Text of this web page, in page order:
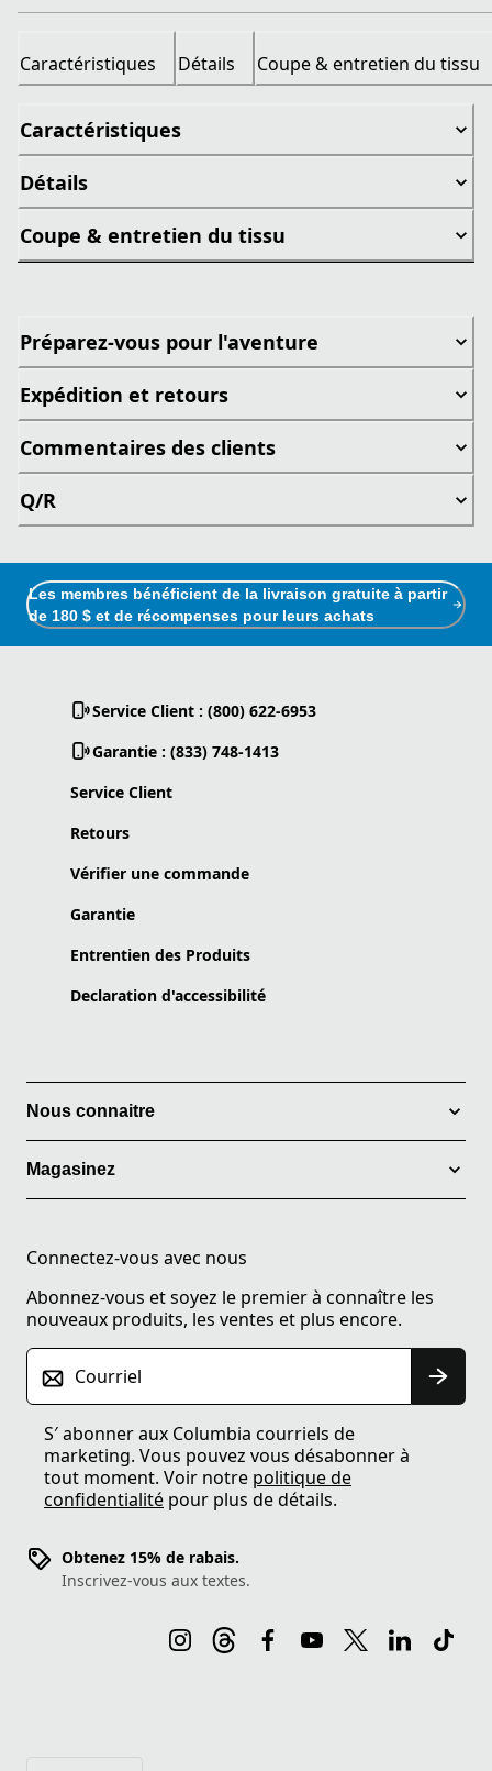
Caractéristiques Détails Coupe & entretien du tissu
Caractéristiques
Détails
Coupe & entretien du tissu
Préparez-vous pour l'aventure
Expédition et retours
Commentaires des clients
Q/R
Les membres bénéficient de la livraison gratuite à partir
de 180 $ et de récompenses pour leurs achats
Service Client : (800) 622-6953
Garantie : (833) 748-1413
Service Client
Retours
Vérifier une commande
Garantie
Entrentien des Produits
Declaration d'accessibilité
Nous connaitre
Magasinez
Connectez-vous avec nous
Abonnez-vous et soyez le premier à connaître les
nouveaux produits, les ventes et plus encore.
Courriel
S′ abonner aux Columbia courriels de
marketing. Vous pouvez vous désabonner à
tout moment. Voir notre politique de
confidentialité pour plus de détails.
Obtenez 15% de rabais.
Inscrivez-vous aux textes.